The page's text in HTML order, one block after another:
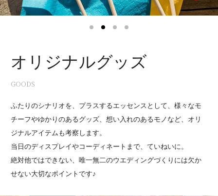
オリジナルグッズ
GOODS
ふたりのシナリオを、プラスするエッセンスとして、様々なモ
チーフやゆかりのあるグッズ、想い入れのあるモノなど、オリ
ジナルアイテムも考察します。
当日のディスプレイやコーディネートまで、ていねいに。
絶対他ではできない、唯一無二のウエディングづくりには欠か
せない大切なポイントです♪